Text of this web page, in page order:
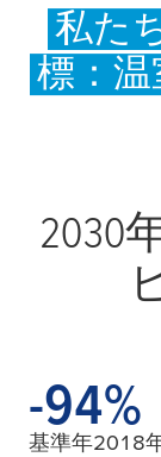
私た
標：
2030
-95
-95%
基準年2018